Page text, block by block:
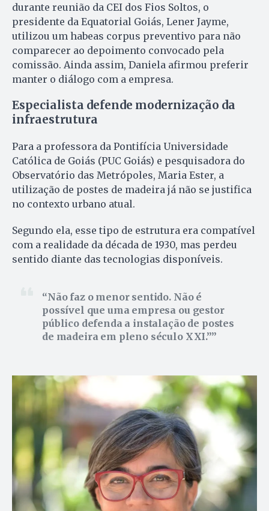
durante reunião da CEI dos Fios Soltos, o
presidente da Equatorial Goiás, Lener Jayme,
utilizou um habeas corpus preventivo para não
comparecer ao depoimento convocado pela
comissão. Ainda assim, Daniela afirmou preferir
manter o diálogo com a empresa.
Especialista defende modernização da
infraestrutura
Para a professora da Pontifícia Universidade
Católica de Goiás (PUC Goiás) e pesquisadora do
Observatório das Metrópoles, Maria Ester, a
utilização de postes de madeira já não se justifica
no contexto urbano atual.
Segundo ela, esse tipo de estrutura era compatível
com a realidade da década de 1930, mas perdeu
sentido diante das tecnologias disponíveis.
Não faz o menor sentido. Não é
possível que uma empresa ou gestor
público defenda a instalação de postes
de madeira em pleno século XXI.”